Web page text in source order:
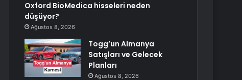
Oxford BioMedica hisseleri neden
düşüyor?
Ağustos 8, 2026
Togg’un Almanya
Satışları ve Gelecek
Planları
Ağustos 8, 2026